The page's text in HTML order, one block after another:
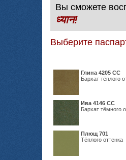
Вы сможете
ध्यान!
Выберите
Глина 4205 СС
Бархат тёплого
Ива 4146 СС
Бархат тёмного
Плющ 701
Тёплого оттенка